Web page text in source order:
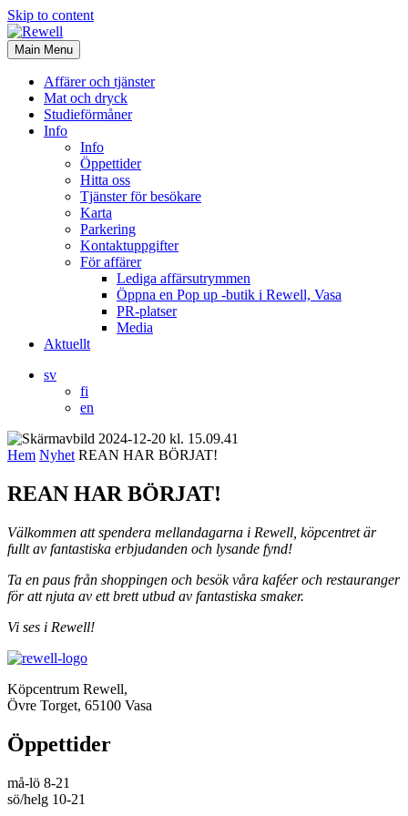
Skip to content
Main Menu
Affärer och tjänster
Mat och dryck
Studieförmåner
Info
Info
Öppettider
Hitta oss
Tjänster för besökare
Karta
Parkering
Kontaktuppgifter
För affärer
Lediga affärsutrymmen
Öppna en Pop up -butik i Rewell, Vasa
PR-platser
Media
Aktuellt
sv
fi
en
Hem Nyhet REAN HAR BÖRJAT!
REAN HAR BÖRJAT!
Välkommen att spendera mellandagarna i Rewell, köpcentret är
fullt av fantastiska erbjudanden och lysande fynd!
Ta en paus från shoppingen och besök våra kaféer och restauranger
för att njuta av ett brett utbud av fantastiska smaker.
Vi ses i Rewell!
Köpcentrum Rewell,
Övre Torget, 65100 Vasa
Öppettider
må-lö 8-21
sö/helg 10-21